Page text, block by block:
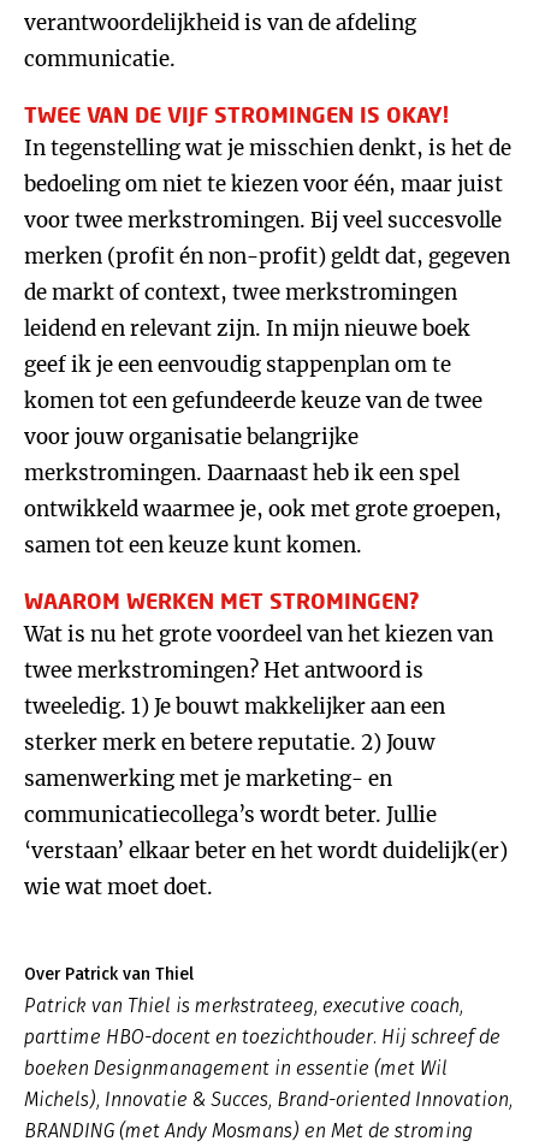
verantwoordelijkheid is van de afdeling
communicatie.
TWEE VAN DE VIJF STROMINGEN IS OKAY!
In tegenstelling wat je misschien denkt, is het de
bedoeling om niet te kiezen voor één, maar juist
voor twee merkstromingen. Bij veel succesvolle
merken (profit én non-profit) geldt dat, gegeven
de markt of context, twee merkstromingen
leidend en relevant zijn. In mijn nieuwe boek
geef ik je een eenvoudig stappenplan om te
komen tot een gefundeerde keuze van de twee
voor jouw organisatie belangrijke
merkstromingen. Daarnaast heb ik een spel
ontwikkeld waarmee je, ook met grote groepen,
samen tot een keuze kunt komen.
WAAROM WERKEN MET STROMINGEN?
Wat is nu het grote voordeel van het kiezen van
twee merkstromingen? Het antwoord is
tweeledig. 1) Je bouwt makkelijker aan een
sterker merk en betere reputatie. 2) Jouw
samenwerking met je marketing- en
communicatiecollega’s wordt beter. Jullie
‘verstaan’ elkaar beter en het wordt duidelijk(er)
wie wat moet doet.
Over Patrick van Thiel
Patrick van Thiel is merkstrateeg, executive coach,
parttime HBO-docent en toezichthouder. Hij schreef de
boeken Designmanagement in essentie (met Wil
Michels), Innovatie & Succes, Brand-oriented Innovation,
BRANDING (met Andy Mosmans) en Met de stroming